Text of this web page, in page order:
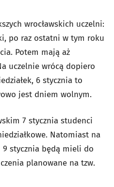
wrocławskich uczelni:
po raz ostatni w tym roku
Potem mają aż
uczelnie wrócą dopiero
6 stycznia to
jest dniem wolnym.
7 stycznia studenci
Natomiast na
9 stycznia będą mieli do
planowane na tzw.